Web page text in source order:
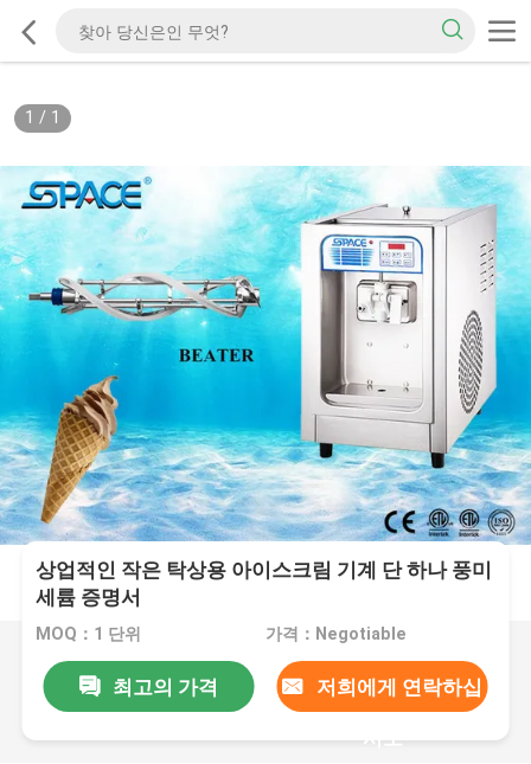
1 / 1
상업적인 작은 탁상용 아이스크림 기계 단 하나 풍미
세륨 증명서
MOQ：1 단위 가격：Negotiable
최고의 가격 저희에게 연락하십
시오